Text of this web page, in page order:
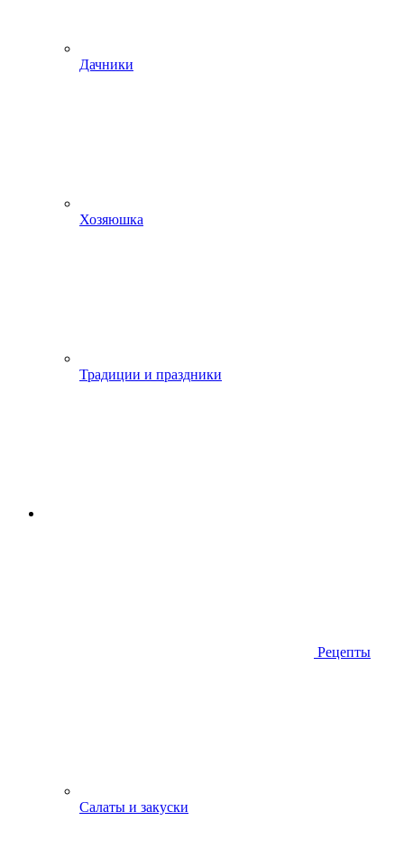
Дачники
Хозяюшка
Традиции и праздники
Рецепты
Салаты и закуски